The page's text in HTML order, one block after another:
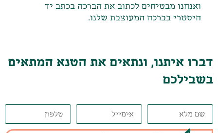
ואנחנו מבטיחים לכתוב את הברכה בכתב יד
היסטרי בברכה המעוצבת שלנו.
דברו איתנו, ונתאים את הטנא המתאים
בשבילכם